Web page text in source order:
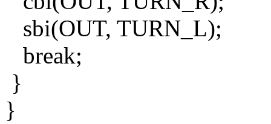
sbi(OUT, TURN_L);
break;
}
}